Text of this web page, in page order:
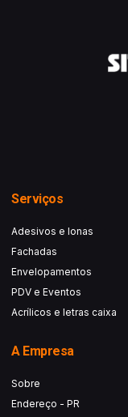
Serviços
Adesivos e lonas
Fachadas
Envelopamentos
PDV e Eventos
Acrílicos e letras caixa
A Empresa
Sobre
Endereço - PR